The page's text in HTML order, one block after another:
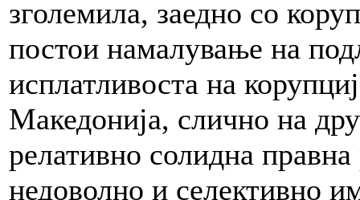
зголемила, заедно со
постои намалување на
исплатливоста на
Македонија, слично на
релативно солидна
недоволно и селективно